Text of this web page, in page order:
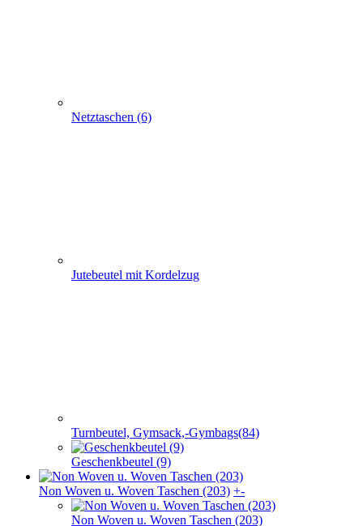
Netztaschen (6)
Jutebeutel mit Kordelzug
Turnbeutel, Gymsack,-Gymbags(84)
Geschenkbeutel (9)
Non Woven u. Woven Taschen (203) +-
Non Woven u. Woven Taschen (203)